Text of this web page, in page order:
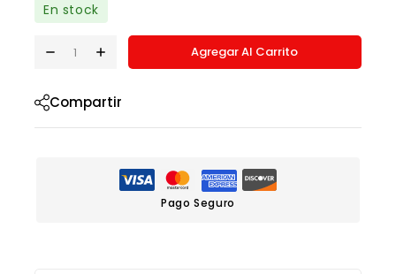
En stock
Agregar Al Carrito
Compartir
Pago Seguro